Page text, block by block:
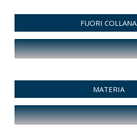
FUORI COLLANA
MATERIA